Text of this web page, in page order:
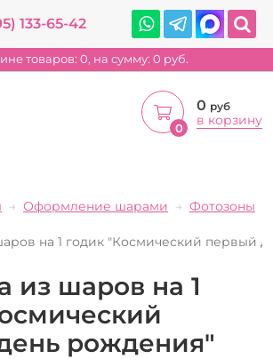
133-65-42
товаров: 0, на сумму: 0 руб.
0
0 руб
в корзину
Оформление шарами
Фотозоны
на 1 годик "Космический первый
из шаров на 1
рождения"